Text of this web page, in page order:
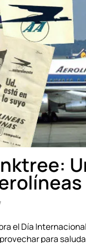
el Día
para